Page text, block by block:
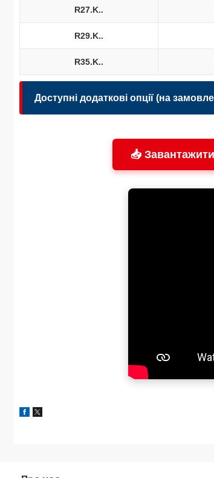
R27.K..
R29.K..
R35.K..
Доступні додаткові опції (на
Виконання вихідного вала:
📥